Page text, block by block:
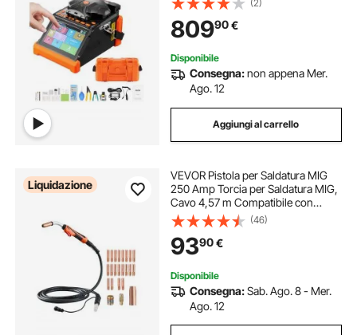
Secondi e Riscaldamento in 13
Secondi, per Fibre SM, MM, DS e
NZDS
(2)
80990€
Disponibile
Consegna:non appena Mer.
Ago. 12
Aggiungi al carrello
Liquidazione
VEVOR Pistola per Saldatura MIG
250 Amp Torcia per Saldatura MIG,
Cavo 4,57 m Compatibile con
Saldatrici Millermatic 200, 210, 212,
250, 250X, 251, 252, per Fili di
Saldatura 0,76 mm 0,88 mm 1,14
mm
(46)
9390€
Disponibile
Consegna:Sab. Ago. 8 - Mer.
Ago. 12